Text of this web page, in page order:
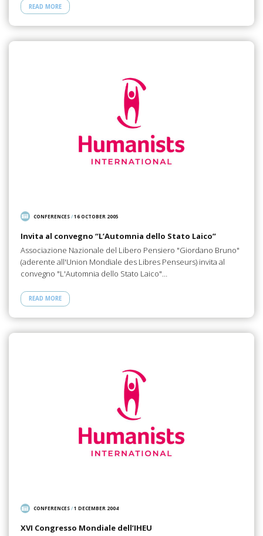
READ MORE
CONFERENCES/16 OCTOBER 2005
Invita al convegno “L’Automnia dello Stato Laico”
Associazione Nazionale del Libero Pensiero "Giordano Bruno"
(aderente all'Union Mondiale des Libres Penseurs) invita al
convegno "L'Automnia dello Stato Laico"…
READ MORE
CONFERENCES/1 DECEMBER 2004
XVI Congresso Mondiale dell’IHEU